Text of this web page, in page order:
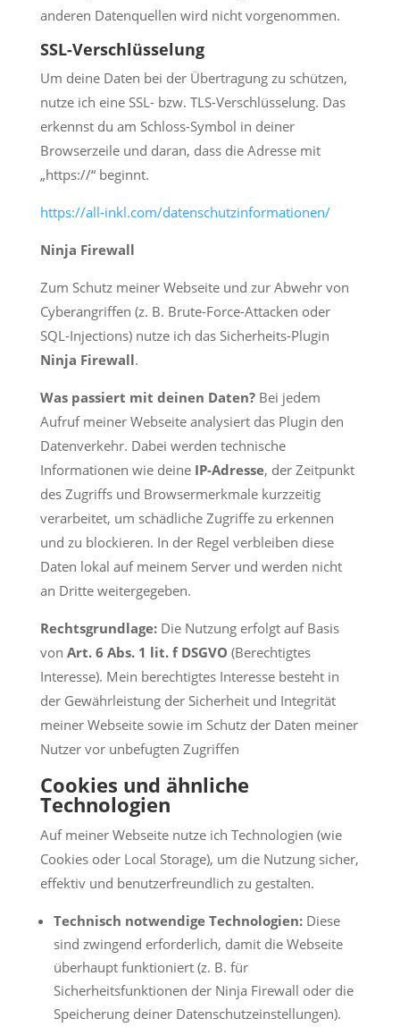
anderen Datenquellen wird nicht vorgenommen.
SSL-Verschlüsselung
Um deine Daten bei der Übertragung zu schützen,
nutze ich eine SSL- bzw. TLS-Verschlüsselung. Das
erkennst du am Schloss-Symbol in deiner
Browserzeile und daran, dass die Adresse mit
„https://“ beginnt.
https://all-inkl.com/datenschutzinformationen/
Ninja Firewall
Zum Schutz meiner Webseite und zur Abwehr von
Cyberangriffen (z. B. Brute-Force-Attacken oder
SQL-Injections) nutze ich das Sicherheits-Plugin
Ninja Firewall.
Was passiert mit deinen Daten?Bei jedem
Aufruf meiner Webseite analysiert das Plugin den
Datenverkehr. Dabei werden technische
Informationen wie deine IP-Adresse, der Zeitpunkt
des Zugriffs und Browsermerkmale kurzzeitig
verarbeitet, um schädliche Zugriffe zu erkennen
und zu blockieren. In der Regel verbleiben diese
Daten lokal auf meinem Server und werden nicht
an Dritte weitergegeben.
Rechtsgrundlage:Die Nutzung erfolgt auf Basis
von Art. 6 Abs. 1 lit. f DSGVO (Berechtigtes
Interesse). Mein berechtigtes Interesse besteht in
der Gewährleistung der Sicherheit und Integrität
meiner Webseite sowie im Schutz der Daten meiner
Nutzer vor unbefugten Zugriffen
Cookies und ähnliche
Technologien
Auf meiner Webseite nutze ich Technologien (wie
Cookies oder Local Storage), um die Nutzung sicher,
effektiv und benutzerfreundlich zu gestalten.
Technisch notwendige Technologien:Diese
sind zwingend erforderlich, damit die Webseite
überhaupt funktioniert (z. B. für
Sicherheitsfunktionen der Ninja Firewall oder die
Speicherung deiner Datenschutzeinstellungen).